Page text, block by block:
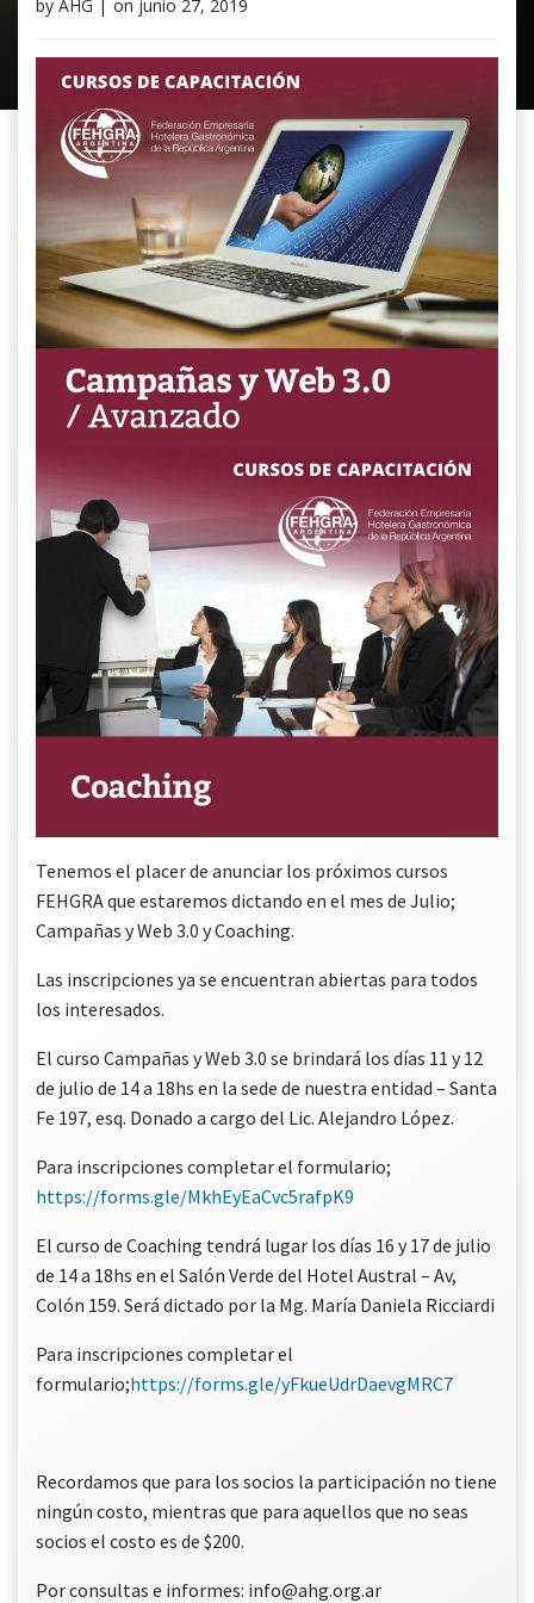
by AHG | on junio 27, 2019
Tenemos el placer de anunciar los próximos cursos
FEHGRA que estaremos dictando en el mes de Julio;
Campañas y Web 3.0 y Coaching.
Las inscripciones ya se encuentran abiertas para todos
los interesados.
El curso Campañas y Web 3.0 se brindará los días 11 y 12
de julio de 14 a 18hs en la sede de nuestra entidad – Santa
Fe 197, esq. Donado a cargo del Lic. Alejandro López.
Para inscripciones completar el formulario;
https://forms.gle/MkhEyEaCvc5rafpK9
El curso de Coaching tendrá lugar los días 16 y 17 de julio
de 14 a 18hs en el Salón Verde del Hotel Austral – Av,
Colón 159. Será dictado por la Mg. María Daniela Ricciardi
Para inscripciones completar el
formulario;https://forms.gle/yFkueUdrDaevgMRC7
Recordamos que para los socios la participación no tiene
ningún costo, mientras que para aquellos que no seas
socios el costo es de $200.
Por consultas e informes: info@ahg.org.ar